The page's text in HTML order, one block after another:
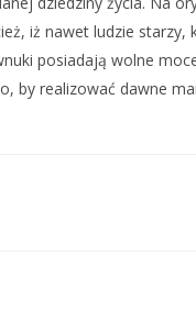
iż nawet ludzie starzy,
posiadają wolne
by realizować dawne